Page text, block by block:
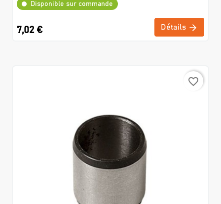
Disponible sur commande
7,02 € Détails
favorite_border